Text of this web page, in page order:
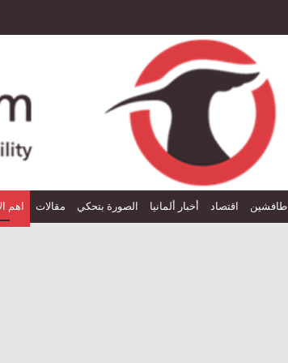
طافشين اقتصاد أخبار ألمانيا الصورة بتحكي مقالات اهم